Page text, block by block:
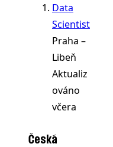
Data
Scientist
Praha –
Libeň
Aktualiz
ováno
včera
Česká